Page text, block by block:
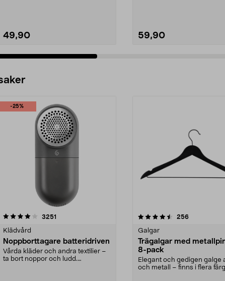
49,90 59,90
-25%
3251
Klädvård
Noppborttagare batteridriven
Vårda kläder och andra textilier –
ta bort noppor och ludd.
4.5av 5 stjärnor 256recensioner
Galgar
Trägalgar med
8-pack
Elegant och gedigen galge
och metall – finns i flera
4.0av 5 stjärnor